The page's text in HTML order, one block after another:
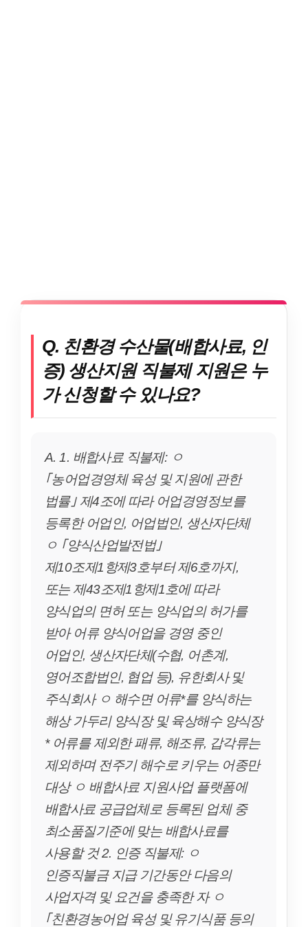
Q. 친환경 수산물(배합사료, 인
증) 생산지원 직불제 지원은 누
가 신청할 수 있나요?
A. 1. 배합사료 직불제: ㅇ
｢농어업경영체 육성 및 지원에 관한
법률｣ 제4조에 따라 어업경영정보를
등록한 어업인, 어업법인, 생산자단체
ㅇ ｢양식산업발전법｣
제10조제1항제3호부터 제6호까지,
또는 제43조제1항제1호에 따라
양식업의 면허 또는 양식업의 허가를
받아 어류 양식어업을 경영 중인
어업인, 생산자단체(수협, 어촌계,
영어조합법인, 협업 등), 유한회사 및
주식회사 ㅇ 해수면 어류*를 양식하는
해상 가두리 양식장 및 육상해수 양식장
* 어류를 제외한 패류, 해조류, 갑각류는
제외하며 전주기 해수로 키우는 어종만
대상 ㅇ 배합사료 지원사업 플랫폼에
배합사료 공급업체로 등록된 업체 중
최소품질기준에 맞는 배합사료를
사용할 것 2. 인증 직불제: ㅇ
인증직불금 지급 기간동안 다음의
사업자격 및 요건을 충족한 자 ㅇ
｢친환경농어업 육성 및 유기식품 등의